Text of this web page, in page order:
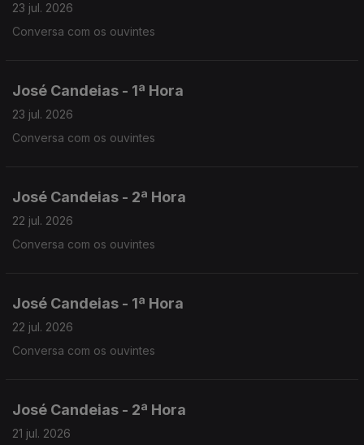
23 jul. 2026
Conversa com os ouvintes
José Candeias - 1ª Hora
23 jul. 2026
Conversa com os ouvintes
José Candeias - 2ª Hora
22 jul. 2026
Conversa com os ouvintes
José Candeias - 1ª Hora
22 jul. 2026
Conversa com os ouvintes
José Candeias - 2ª Hora
21 jul. 2026